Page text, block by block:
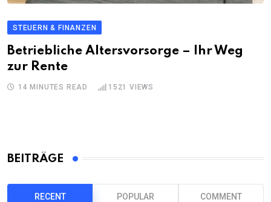
STEUERN & FINANZEN
Betriebliche Altersvorsorge – Ihr Weg
zur Rente
14 MINUTES READ 1521 VIEWS
BEITRÄGE
RECENT POPULAR COMMENT